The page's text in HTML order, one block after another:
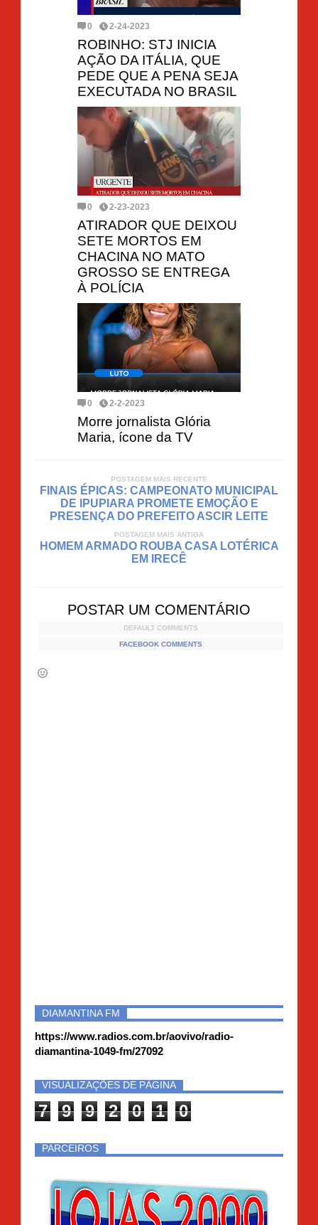
0 2-24-2023
ROBINHO: STJ INICIA
AÇÃO DA ITÁLIA, QUE
PEDE QUE A PENA SEJA
EXECUTADA NO BRASIL
0 2-23-2023
ATIRADOR QUE DEIXOU
SETE MORTOS EM
CHACINA NO MATO
GROSSO SE ENTREGA
À POLÍCIA
0 2-2-2023
Morre jornalista Glória
Maria, ícone da TV
POSTAGEM MAIS RECENTE
FINAIS ÉPICAS: CAMPEONATO MUNICIPAL
DE IPUPIARA PROMETE EMOÇÃO E
PRESENÇA DO PREFEITO ASCIR LEITE
POSTAGEM MAIS ANTIGA
HOMEM ARMADO ROUBA CASA LOTÉRICA
EM IRECÊ
POSTAR UM COMENTÁRIO
DEFAULT COMMENTS
FACEBOOK COMMENTS
DIAMANTINA FM
https://www.radios.com.br/aovivo/radio-
diamantina-1049-fm/27092
VISUALIZAÇÕES DE PÁGINA
7 9 9 2 0 1 0
PARCEIROS